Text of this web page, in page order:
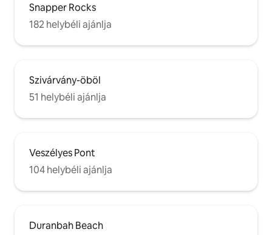
Snapper Rocks
182 helybéli ajánlja
Szivárvány-öböl
51 helybéli ajánlja
Veszélyes Pont
104 helybéli ajánlja
Duranbah Beach